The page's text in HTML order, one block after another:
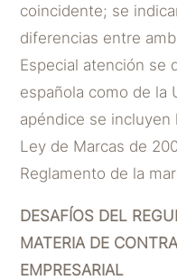
coincidente; se
diferencias entre
Especial atención se
española como de la
apéndice se
Ley de Marcas de
Reglamento de la
DESAFÍOS DEL
MATERIA DE
EMPRESARIAL